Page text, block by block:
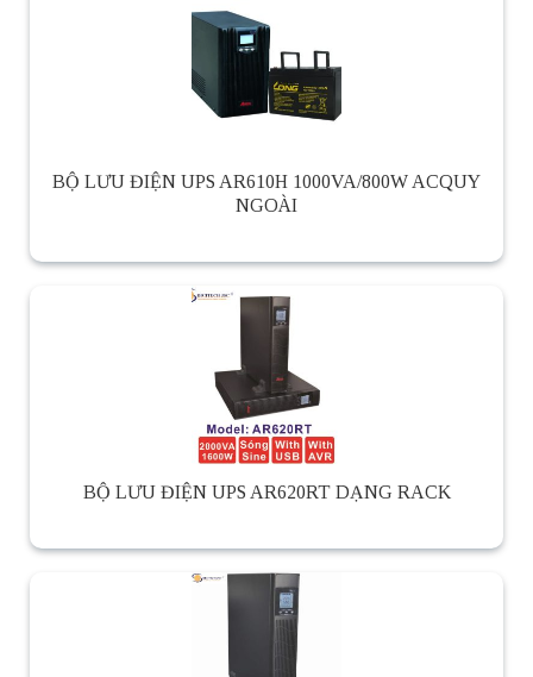
BỘ LƯU ĐIỆN UPS AR610H 1000VA/800W ACQUY
NGOÀI
BỘ LƯU ĐIỆN UPS AR620RT DẠNG RACK